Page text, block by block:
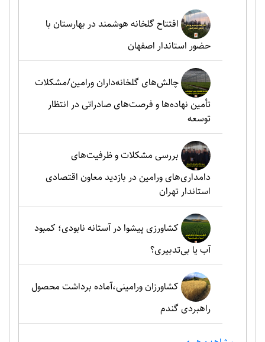
افتتاح گلخانه هوشمند در بهارستان با
حضور استاندار اصفهان
چالش‌های گلخانه‌داران ورامین/مشکلات
تأمین نهاده‌ها و فرصت‌های صادراتی در انتظار
توسعه
بررسی مشکلات و ظرفیت‌های
دامداری‌های ورامین در بازدید معاون اقتصادی
استاندار تهران
کشاورزی پیشوا در آستانه نابودی؛ کمبود
آب یا بی‌تدبیری؟
کشاورزان ورامینی،آماده برداشت محصول
راهبردی گندم